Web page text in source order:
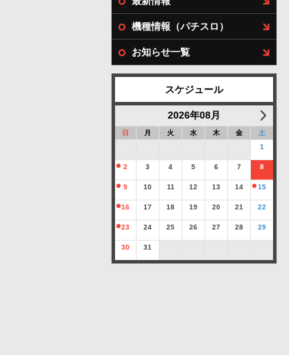
機種情報（パチスロ）
お知らせ一覧
スケジュール
2026年08月
日 月 火 水 木 金
土
1
2 3 4 5 6 7 8
9 10 11 12 13 14 15
16 17 18 19 20 21 22
23 24 25 26 27 28 29
30 31